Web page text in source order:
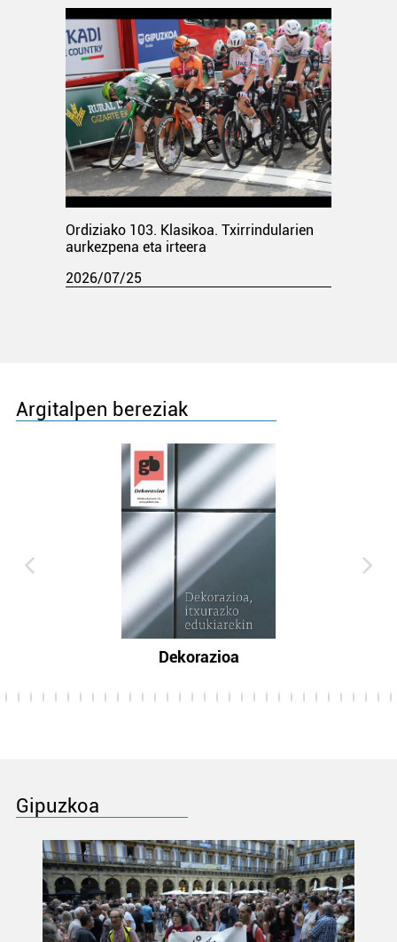
Ordiziako 103. Klasikoa. Txirrindularien
aurkezpena eta irteera
2026/07/25
Argitalpen bereziak
Dekorazioa
Gipuzkoa